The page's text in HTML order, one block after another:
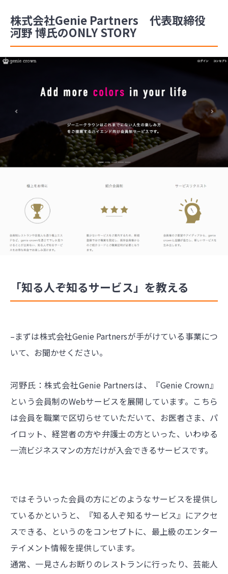
株式会社Genie Partners 代表取締役
河野 博氏のONLY STORY
「知る人ぞ知るサービス」を教える
–まずは株式会社Genie Partnersが手がけている事業につ
いて、お聞かせください。
河野氏：株式会社Genie Partnersは、『Genie Crown』
という会員制のWebサービスを展開しています。こちら
は会員を職業で区切らせていただいて、お医者さま、パ
イロット、経営者の方や弁護士の方といった、いわゆる
一流ビジネスマンの方だけが入会できるサービスです。
ではそういった会員の方にどのようなサービスを提供し
ているかというと、『知る人ぞ知るサービス』にアクセ
スできる、というのをコンセプトに、最上級のエンター
テイメント情報を提供しています。
通常、一見さんお断りのレストランに行ったり、芸能人